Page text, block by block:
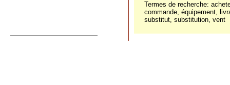
Termes de recherche:
commande, équipement,
substitut, substitution, vent